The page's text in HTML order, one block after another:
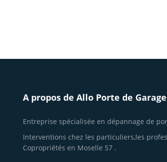
A propos de Allo Porte de Garage
Entreprise spécialisée en dépannage de
Interventions chez les particuliers,les
Copropriétés en Moselle 57 .